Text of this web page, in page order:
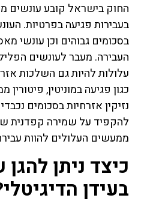
החוק בישראל קובע עונשים
בעבירות פגיעה בפרטיות.
בסכומים גבוהים וכן עונשי
העבירה. מעבר לעונשים
עלולות להיות גם השלכות
כגון פגיעה במוניטין,
נזיקין אזרחיות בסכומים
להקפיד על שמירה קפדנית
ממעשים העלולים להוות
כיצד ניתן
בעידן